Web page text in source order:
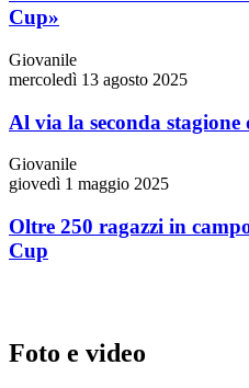
Cup»
Giovanile
mercoledì 13 agosto 2025
Al via la seconda
Giovanile
giovedì 1 maggio 2025
Oltre 250 ragazzi in
Cup
Foto e video